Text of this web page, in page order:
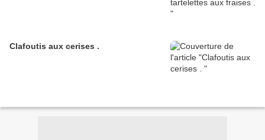
Clafoutis aux cerises .